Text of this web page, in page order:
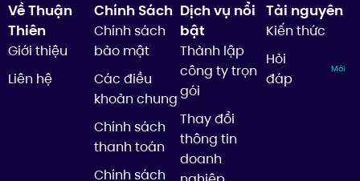
Về Thuận
Thiên
Giới thiệu
Liên hệ
Chính Sách
Chính sách
bảo mật
Các điều
khoản chung
Chính sách
thanh toán
Chính sách
Dịch vụ nổi
bật
Thành lập
công ty trọn
gói
Thay đổi
thông tin
doanh
Tài nguyên
Kiến thức
Hỏi
đáp
Mới